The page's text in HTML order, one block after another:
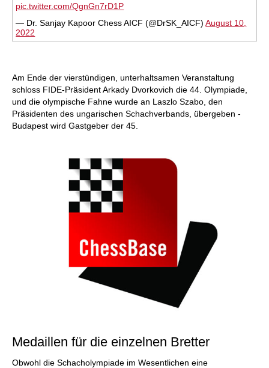
pic.twitter.com/QgnGn7rD1P
— Dr. Sanjay Kapoor Chess AICF (@DrSK_AICF)August 10,
2022
Am Ende der vierstündigen, unterhaltsamen Veranstaltung
schloss FIDE-Präsident Arkady Dvorkovich die 44. Olympiade,
und die olympische Fahne wurde an Laszlo Szabo, den
Präsidenten des ungarischen Schachverbands, übergeben -
Budapest wird Gastgeber der 45.
Medaillen für die einzelnen Bretter
Obwohl die Schacholympiade im Wesentlichen eine